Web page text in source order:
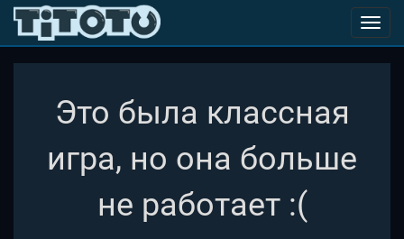
Это была классная
игра, но она больше
не работает :(